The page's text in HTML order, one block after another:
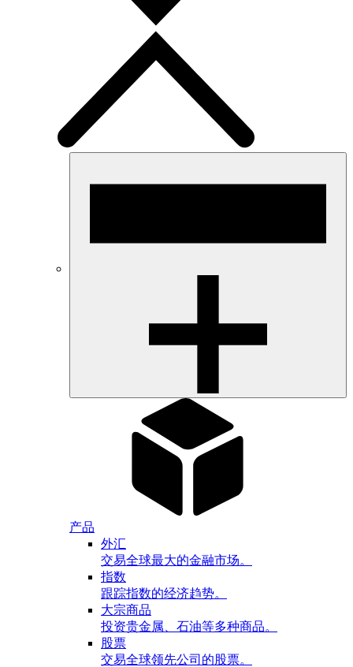
产品
外汇
交易全球最大的金融市场。
指数
跟踪指数的经济趋势。
大宗商品
投资贵金属、石油等多种商品。
股票
交易全球领先公司的股票。